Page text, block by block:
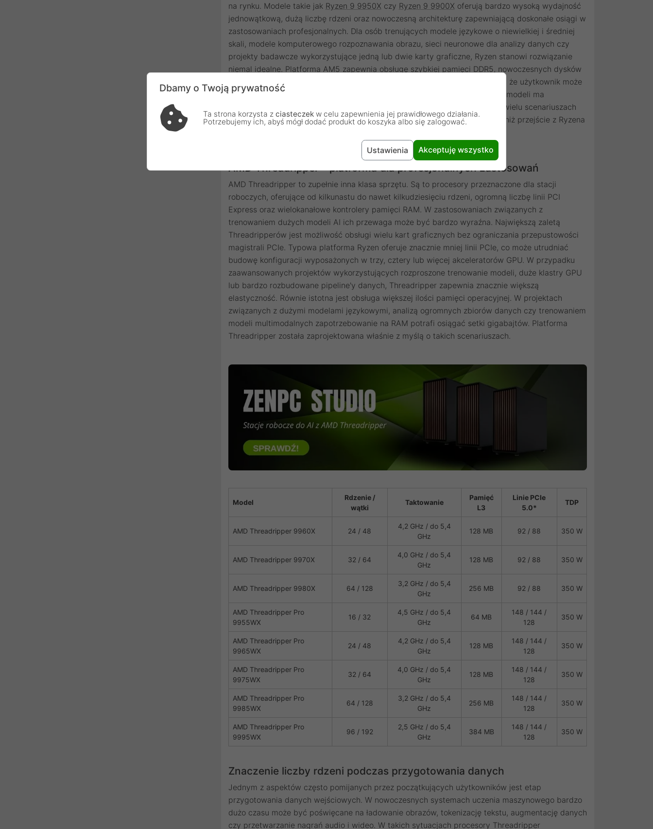
na rynku. Modele takie jak Ryzen 9 9950X czy Ryzen 9 9900X oferują bardzo wysoką wydajność
jednowątkową, dużą liczbę rdzeni oraz nowoczesną architekturę zapewniającą doskonałe osiągi w
zastosowaniach profesjonalnych. Dla osób trenujących modele językowe o niewielkiej i średniej
skali, modele komputerowego rozpoznawania obrazu, sieci neuronowe dla analizy danych czy
projekty badawcze wykorzystujące jedną lub dwie karty graficzne, Ryzen stanowi rozwiązanie
niemal idealne. Platforma AM5 zapewnia obsługę szybkiej pamięci DDR5, nowoczesnych dysków
PCIe 5.0 oraz relatywnie niski koszt całego zestawu. W praktyce oznacza to, że użytkownik może
przeznaczyć większą część budżetu na kartę graficzną, która w trenowaniu modeli ma
zdecydowanie większy wpływ na końcową wydajność niż sam procesor. W wielu scenariuszach
zakup mocniejszego GPU przyniesie znacznie większy wzrost efektywności niż przejście z Ryzena
AMD Threadripper - platforma dla profesjonalnych zastosowań
AMD Threadripper to zupełnie inna klasa sprzętu. Są to procesory przeznaczone dla stacji
roboczych, oferujące od kilkunastu do nawet kilkudziesięciu rdzeni, ogromną liczbę linii PCI
Express oraz wielokanałowe kontrolery pamięci RAM. W zastosowaniach związanych z
trenowaniem dużych modeli AI ich przewaga może być bardzo wyraźna. Największą zaletą
Threadripperów jest możliwość obsługi wielu kart graficznych bez ograniczania przepustowości
magistrali PCIe. Typowa platforma Ryzen oferuje znacznie mniej linii PCIe, co może utrudniać
budowę konfiguracji wyposażonych w trzy, cztery lub więcej akceleratorów GPU. W przypadku
zaawansowanych projektów wykorzystujących rozproszone trenowanie modeli, duże klastry GPU
lub bardzo rozbudowane pipeline'y danych, Threadripper zapewnia znacznie większą
elastyczność. Równie istotna jest obsługa większej ilości pamięci operacyjnej. W projektach
związanych z dużymi modelami językowymi, analizą ogromnych zbiorów danych czy trenowaniem
modeli multimodalnych zapotrzebowanie na RAM potrafi osiągać setki gigabajtów. Platforma
Threadripper została zaprojektowana właśnie z myślą o takich scenariuszach.
Model
Rdzenie /
wątki
Taktowanie
Pamięć
L3
Linie PCIe
5.0*
TDP
AMD Threadripper 9960X 24 / 48
4,2 GHz / do 5,4
GHz
128 MB 92 / 88 350 W
AMD Threadripper 9970X 32 / 64
4,0 GHz / do 5,4
GHz
128 MB 92 / 88 350 W
AMD Threadripper 9980X 64 / 128
3,2 GHz / do 5,4
GHz
256 MB 92 / 88 350 W
AMD Threadripper Pro
9955WX
16 / 32
4,5 GHz / do 5,4
GHz
64 MB
148 / 144 /
128
350 W
AMD Threadripper Pro
9965WX
24 / 48
4,2 GHz / do 5,4
GHz
128 MB
148 / 144 /
128
350 W
AMD Threadripper Pro
9975WX
32 / 64
4,0 GHz / do 5,4
GHz
128 MB
148 / 144 /
128
350 W
AMD Threadripper Pro
9985WX
64 / 128
3,2 GHz / do 5,4
GHz
256 MB
148 / 144 /
128
350 W
AMD Threadripper Pro
9995WX
96 / 192
2,5 GHz / do 5,4
GHz
384 MB
148 / 144 /
128
350 W
Znaczenie liczby rdzeni podczas przygotowania danych
Jednym z aspektów często pomijanych przez początkujących użytkowników jest etap
przygotowania danych wejściowych. W nowoczesnych systemach uczenia maszynowego bardzo
dużo czasu może być poświęcane na ładowanie obrazów, tokenizację tekstu, augmentację danych
czy przetwarzanie nagrań audio i wideo. W takich sytuacjach procesory Threadripper
Dbamy o Twoją prywatność
Ta strona korzysta z ciasteczek w celu zapewnienia jej prawidłowego działania.
Potrzebujemy ich, abyś mógł dodać produkt do koszyka albo się zalogować.
Ustawienia Akceptuję wszystko